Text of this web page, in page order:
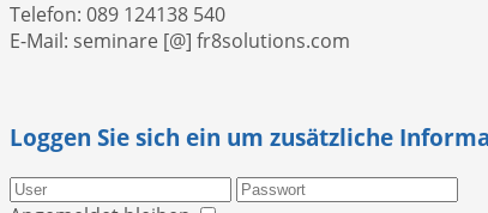
Telefon: 089 124138 540
E-Mail: seminare [@] fr8solutions.com
Loggen Sie sich ein um zusätzliche